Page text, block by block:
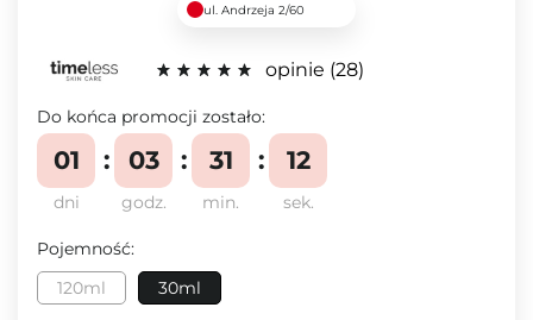
ul. Andrzeja 2/60
opinie 28
Do końca promocji zostało:
dni
01
godz.
03
min.
31
sek.
11
Pojemność:
120ml
30ml